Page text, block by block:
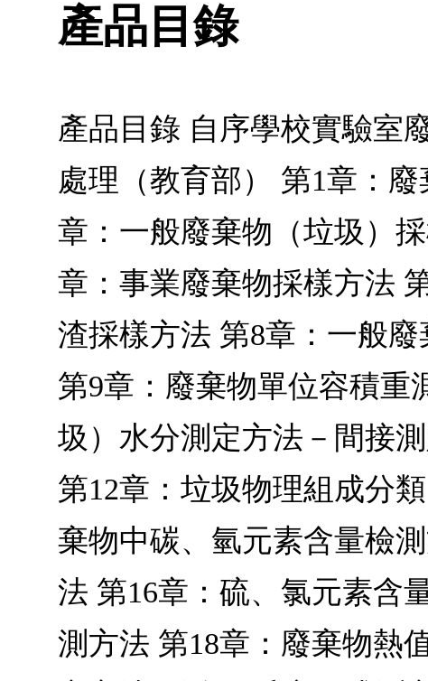
產品目錄
產品目錄 自序學校實驗室
處理（教育部） 第1章：
章：一般廢棄物（垃圾）
章：事業廢棄物採樣方法
渣採樣方法 第8章：一般
第9章：廢棄物單位容積重
圾）水分測定方法－間接
第12章：垃圾物理組成分
棄物中碳、氫元素含量檢
法 第16章：硫、氯元素含
測方法 第18章：廢棄物熱